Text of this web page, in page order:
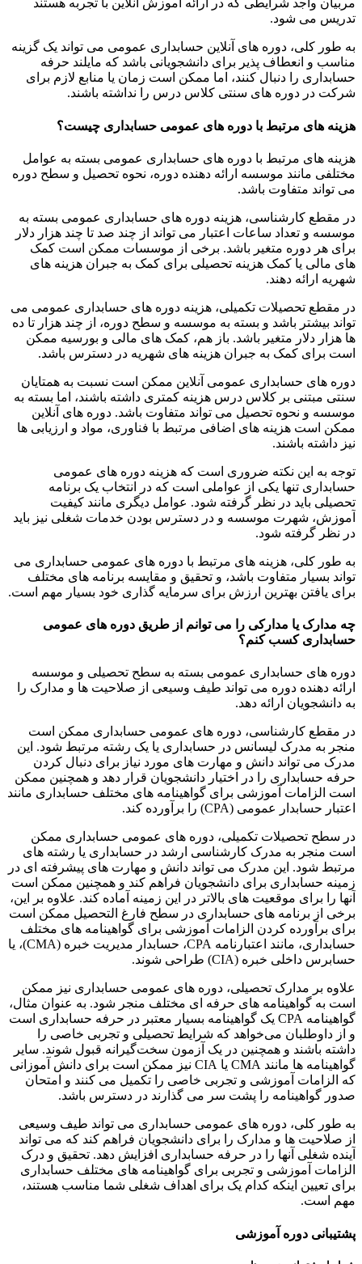
مربیان واجد شرایطی که در ارائه آموزش آنلاین با تجربه هستند
تدریس می شود.
به طور کلی، دوره های آنلاین حسابداری عمومی می تواند یک گزینه
مناسب و انعطاف پذیر برای دانشجویانی باشد که مایلند حرفه
حسابداری را دنبال کنند، اما ممکن است زمان یا منابع لازم برای
شرکت در دوره های سنتی کلاس درس را نداشته باشند.
هزینه های مرتبط با دوره های عمومی حسابداری چیست؟
هزینه های مرتبط با دوره های حسابداری عمومی بسته به عوامل
مختلفی مانند موسسه ارائه دهنده دوره، نحوه تحصیل و سطح دوره
می تواند متفاوت باشد.
در مقطع کارشناسی، هزینه دوره های حسابداری عمومی بسته به
موسسه و تعداد ساعات اعتبار می تواند از چند صد تا چند هزار دلار
برای هر دوره متغیر باشد. برخی از موسسات ممکن است کمک
های مالی یا کمک هزینه تحصیلی برای کمک به جبران هزینه های
شهریه ارائه دهند.
در مقطع تحصیلات تکمیلی، هزینه دوره های حسابداری عمومی می
تواند بیشتر باشد و بسته به موسسه و سطح دوره، از چند هزار تا ده
ها هزار دلار متغیر باشد. باز هم، کمک های مالی و بورسیه ممکن
است برای کمک به جبران هزینه های شهریه در دسترس باشد.
دوره های حسابداری عمومی آنلاین ممکن است نسبت به همتایان
سنتی مبتنی بر کلاس درس هزینه کمتری داشته باشند، اما بسته به
موسسه و نحوه تحصیل می تواند متفاوت باشد. دوره های آنلاین
ممکن است هزینه های اضافی مرتبط با فناوری، مواد و ارزیابی ها
نیز داشته باشند.
توجه به این نکته ضروری است که هزینه دوره های عمومی
حسابداری تنها یکی از عواملی است که در انتخاب یک برنامه
تحصیلی باید در نظر گرفته شود. عوامل دیگری مانند کیفیت
آموزش، شهرت موسسه و در دسترس بودن خدمات شغلی نیز باید
در نظر گرفته شود.
به طور کلی، هزینه های مرتبط با دوره های عمومی حسابداری می
تواند بسیار متفاوت باشد، و تحقیق و مقایسه برنامه های مختلف
برای یافتن بهترین ارزش برای سرمایه گذاری خود بسیار مهم است.
چه مدارک یا مدارکی را می توانم از طریق دوره های عمومی
حسابداری کسب کنم؟
دوره های حسابداری عمومی بسته به سطح تحصیلی و موسسه
ارائه دهنده دوره می تواند طیف وسیعی از صلاحیت ها و مدارک را
به دانشجویان ارائه دهد.
در مقطع کارشناسی، دوره های عمومی حسابداری ممکن است
منجر به مدرک لیسانس در حسابداری یا یک رشته مرتبط شود. این
مدرک می تواند دانش و مهارت های مورد نیاز برای دنبال کردن
حرفه حسابداری را در اختیار دانشجویان قرار دهد و همچنین ممکن
است الزامات آموزشی برای گواهینامه های مختلف حسابداری مانند
اعتبار حسابدار عمومی (CPA) را برآورده کند.
در سطح تحصیلات تکمیلی، دوره های عمومی حسابداری ممکن
است منجر به مدرک کارشناسی ارشد در حسابداری یا رشته های
مرتبط شود. این مدرک می تواند دانش و مهارت های پیشرفته ای در
زمینه حسابداری برای دانشجویان فراهم کند و همچنین ممکن است
آنها را برای موقعیت های بالاتر در این زمینه آماده کند. علاوه بر این،
برخی از برنامه های حسابداری در سطح فارغ التحصیل ممکن است
برای برآورده کردن الزامات آموزشی برای گواهینامه های مختلف
حسابداری، مانند اعتبارنامه CPA، حسابدار مدیریت خبره (CMA)، یا
حسابرس داخلی خبره (CIA) طراحی شوند.
علاوه بر مدارک تحصیلی، دوره های عمومی حسابداری نیز ممکن
است به گواهینامه های حرفه ای مختلف منجر شود. به عنوان مثال،
گواهینامه CPA یک گواهینامه بسیار معتبر در حرفه حسابداری است
و از داوطلبان می‌خواهد که شرایط تحصیلی و تجربی خاصی را
داشته باشند و همچنین در یک آزمون سخت‌گیرانه قبول شوند. سایر
گواهینامه ها مانند CMA یا CIA نیز ممکن است برای دانش آموزانی
که الزامات آموزشی و تجربی خاصی را تکمیل می کنند و امتحان
صدور گواهینامه را پشت سر می گذارند در دسترس باشد.
به طور کلی، دوره های عمومی حسابداری می تواند طیف وسیعی
از صلاحیت ها و مدارک را برای دانشجویان فراهم کند که می تواند
آینده شغلی آنها را در حرفه حسابداری افزایش دهد. تحقیق و درک
الزامات آموزشی و تجربی برای گواهینامه های مختلف حسابداری
برای تعیین اینکه کدام یک برای اهداف شغلی شما مناسب هستند،
مهم است.
پشتیبانی دوره آموزشی